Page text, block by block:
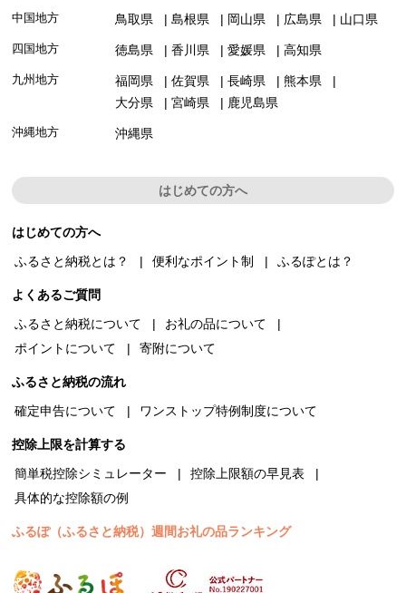
中国地方 鳥取県 島根県 岡山県 広島県 山口県
四国地方 徳島県 香川県 愛媛県 高知県
九州地方 福岡県 佐賀県 長崎県
熊本県
大分県
宮崎県 鹿児島県
沖縄地方 沖縄県
はじめての方へ
はじめての方へ
ふるさと納税とは？
便利なポイント制 ふるぽとは？
よくあるご質問
ふるさと納税について
お礼の品について
ポイントについて
寄附について
ふるさと納税の流れ
確定申告について
ワンストップ特例制度について
控除上限を計算する
簡単税控除シミュレーター
控除上限額の早見表
具体的な控除額の例
ふるぽ（ふるさと納税）週間お礼の品ランキング